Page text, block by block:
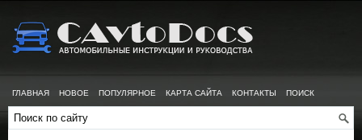
ГЛАВНАЯ НОВОЕ ПОПУЛЯРНОЕ КАРТА САЙТА КОНТАКТЫ ПОИСК